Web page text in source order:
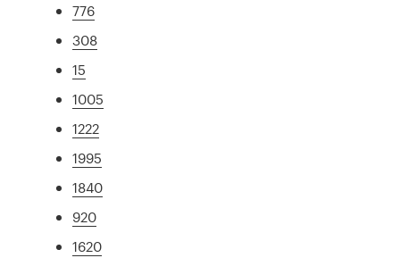
776
308
15
1005
1222
1995
1840
920
1620